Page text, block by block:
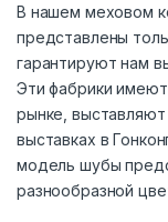
В нашем меховом
представлены
гарантируют нам
Эти фабрики
рынке,
выставках в
модель шубы
разнообразной